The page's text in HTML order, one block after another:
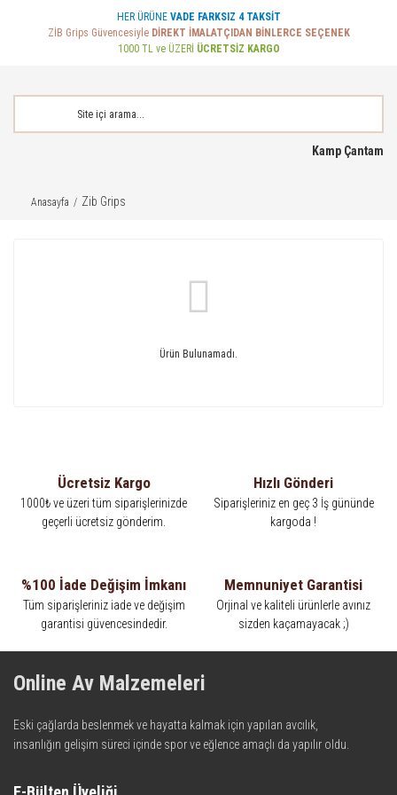
HER ÜRÜNE VADE FARKSIZ 4 TAKSİT
ZİB Grips Güvencesiyle DİREKT İMALATÇIDAN BİNLERCE SEÇENEK
1000 TL ve ÜZERİ ÜCRETSİZ KARGO
Kamp Çantam
Anasayfa Zib Grips
Ürün Bulunamadı.
Ücretsiz Kargo
1000₺ ve üzeri tüm siparişlerinizde
geçerli ücretsiz gönderim.
Hızlı Gönderi
Siparişleriniz en geç 3 İş gününde
kargoda !
%100 İade Değişim İmkanı
Tüm siparişleriniz iade ve değişim
garantisi güvencesindedir.
Memnuniyet Garantisi
Orjinal ve kaliteli ürünlerle avınız
sizden kaçamayacak ;)
Online Av Malzemeleri
Eski çağlarda beslenmek ve hayatta kalmak için yapılan avcılık,
insanlığın gelişim süreci içinde spor ve eğlence amaçlı da yapılır oldu.
teknolojinin dokunuşuyla av malzemelerinde en iyisini meydana